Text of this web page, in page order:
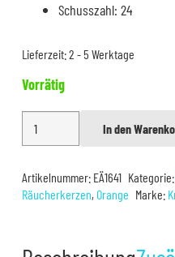
Schusszahl: 24
Lieferzeit:2 - 5 Werktage
Vorrätig
Knox
Orange
In den
Alternative:
Artikelnummer: EÄ1641 Kategorie:
Räucherkerzen, Orange Marke: